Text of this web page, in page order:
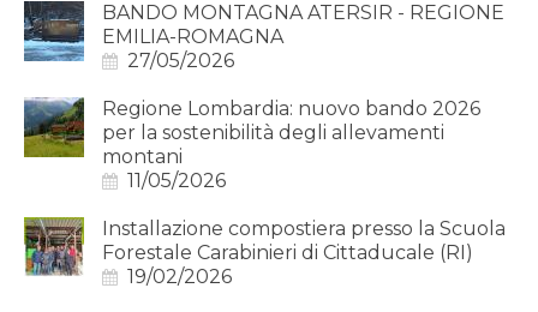
BANDO MONTAGNA ATERSIR - REGIONE
EMILIA-ROMAGNA
27/05/2026
Regione Lombardia: nuovo bando 2026
per la sostenibilità degli allevamenti
montani
11/05/2026
Installazione compostiera presso la Scuola
Forestale Carabinieri di Cittaducale (RI)
19/02/2026